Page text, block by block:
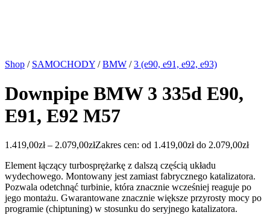
Shop / SAMOCHODY / BMW / 3 (e90, e91, e92, e93)
Downpipe BMW 3 335d E90,
E91, E92 M57
1.419,00zł – 2.079,00złZakres cen: od 1.419,00zł do 2.079,00zł
Element łączący turbosprężarkę z dalszą częścią układu
wydechowego. Montowany jest zamiast fabrycznego katalizatora.
Pozwala odetchnąć turbinie, która znacznie wcześniej reaguje po
jego montażu. Gwarantowane znacznie większe przyrosty mocy po
programie (chiptuning) w stosunku do seryjnego katalizatora.